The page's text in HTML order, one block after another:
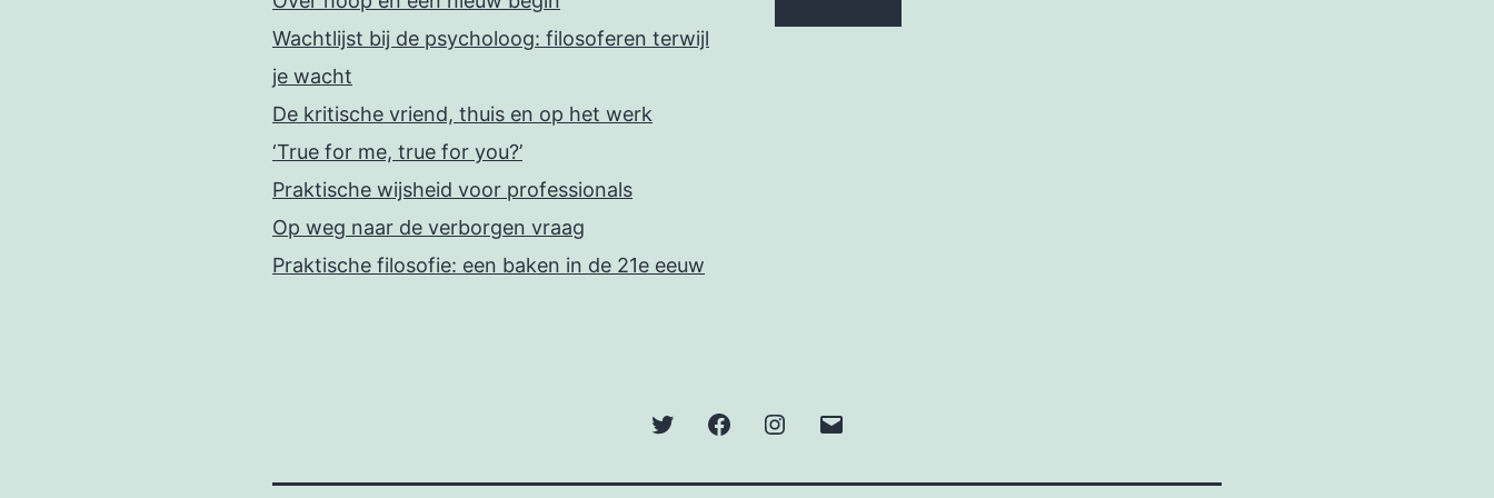
Wachtlijst bij de psycholoog: filosoferen terwijl
je wacht
De kritische vriend, thuis en op het werk
‘True for me, true for you?’
Praktische wijsheid voor professionals
Op weg naar de verborgen vraag
Praktische filosofie: een baken in de 21e eeuw
Twitter FacebookInstagram